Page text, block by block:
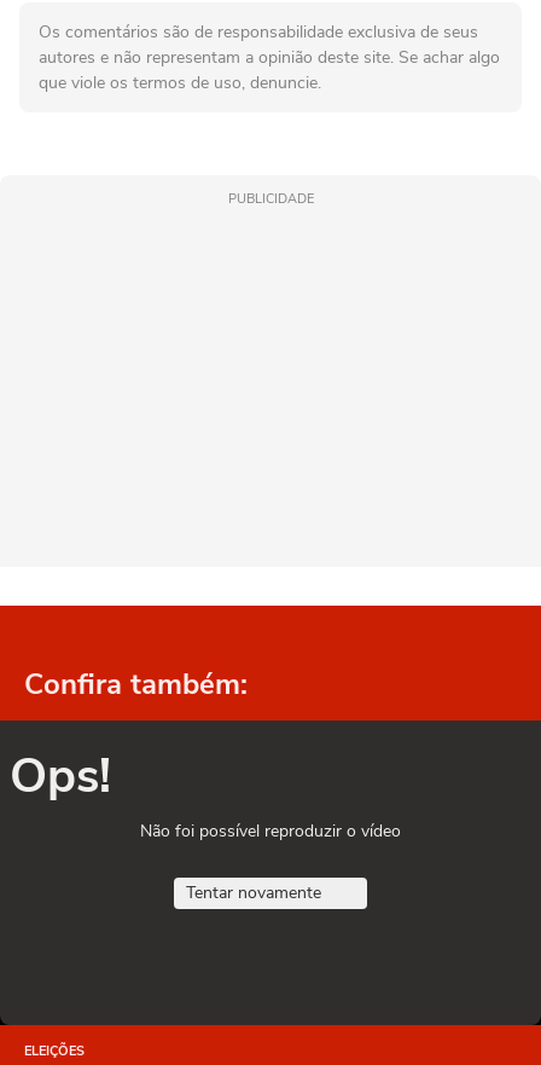
Os comentários são de responsabilidade exclusiva de seus
autores e não representam a opinião deste site. Se achar algo
que viole os termos de uso, denuncie.
PUBLICIDADE
Confira também:
Ops!
Não foi possível reproduzir o vídeo
Tentar novamente
ELEIÇÕES